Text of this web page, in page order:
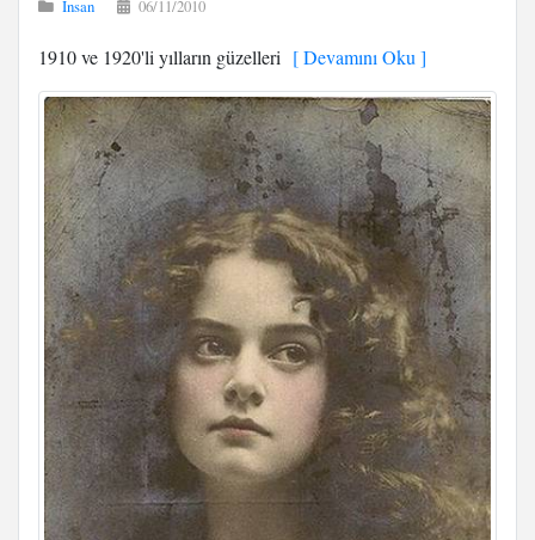
İnsan 06/11/2010
1910 ve 1920'li yılların güzelleri [ Devamını Oku ]